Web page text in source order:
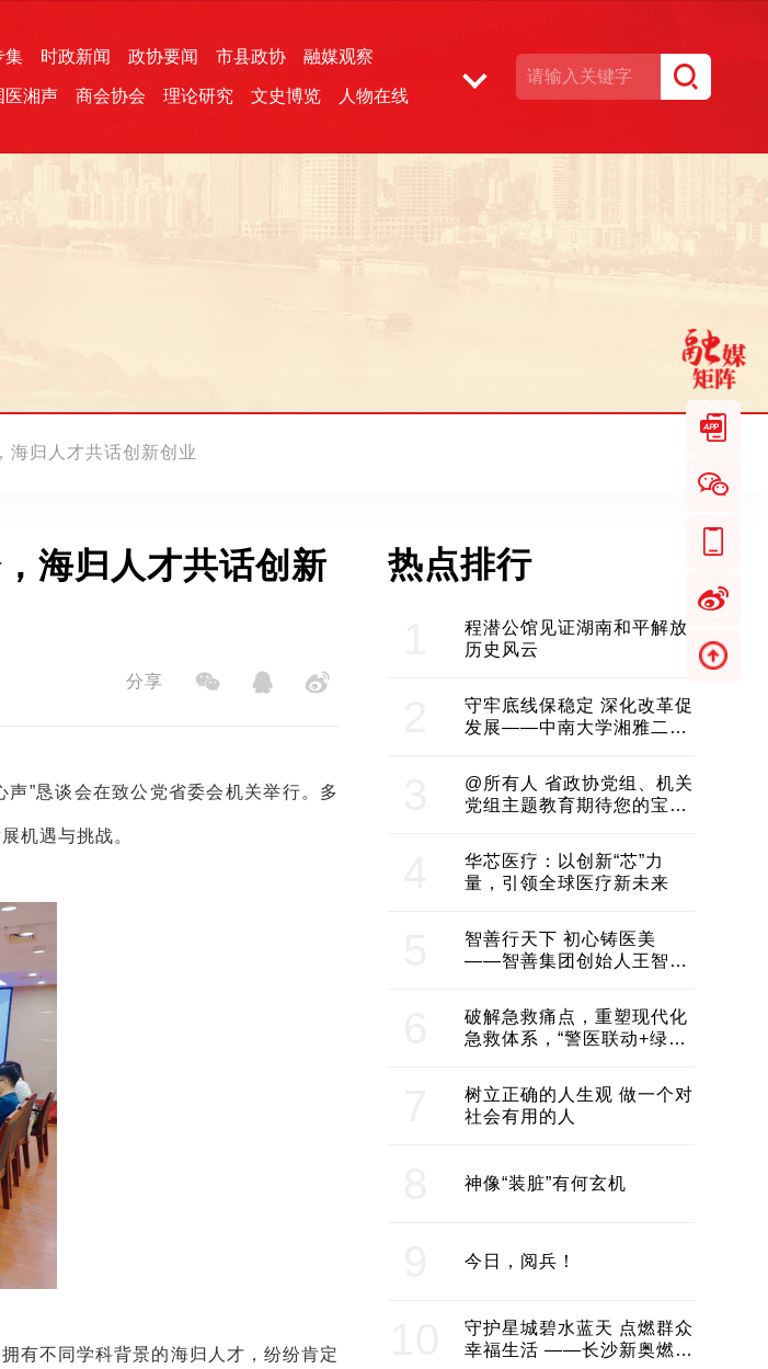
集 时政新闻 政协要闻 市县政协 融媒观察
医湘声 商会协会 理论研究 文史博览 人物在线
海归人才共话创新创业
海归人才共话创新
分享
声”恳谈会在致公党省委会机关举行。多
机遇与挑战。
有不同学科背景的海归人才，纷纷肯定
热点排行
程潜公馆见证湖南和平解放
历史风云
守牢底线保稳定 深化改革促
发展——中南大学湘雅二医
@所有人 省政协党组、机关
党组主题教育期待您的宝贵
华芯医疗：以创新“芯”力
量，引领全球医疗新未来
智善行天下 初心铸医美
——智善集团创始人王智带
建医美产业良性生态圈
破解急救痛点，重塑现代化
急救体系，“警医联动+绿波
树立正确的人生观 做一个对
社会有用的人
神像“装脏”有何玄机
今日，阅兵！
守护星城碧水蓝天 点燃群众
幸福生活 ——长沙新奥燃气